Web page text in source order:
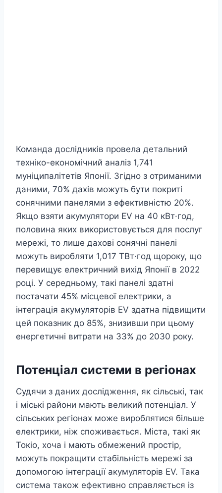
Команда дослідників провела детальний
техніко-економічний аналіз 1,741
муніципалітетів Японії. Згідно з отриманими
даними, 70% дахів можуть бути покриті
сонячними панелями з ефективністю 20%.
Якщо взяти акумулятори EV на 40 кВт·год,
половина яких використовується для послуг
мережі, то лише дахові сонячні панелі
можуть виробляти 1,017 ТВт·год щороку, що
перевищує електричний вихід Японії в 2022
році. У середньому, такі панелі здатні
постачати 45% місцевої електрики, а
інтеграція акумуляторів EV здатна підвищити
цей показник до 85%, знизивши при цьому
енергетичні витрати на 33% до 2030 року.
Потенціал системи в регіонах
Судячи з даних дослідження, як сільські, так
і міські райони мають великий потенціал. У
сільських регіонах може вироблятися більше
електрики, ніж споживається. Міста, такі як
Токіо, хоча і мають обмежений простір,
можуть покращити стабільність мережі за
допомогою інтеграції акумуляторів EV. Така
система також ефективно справляється із